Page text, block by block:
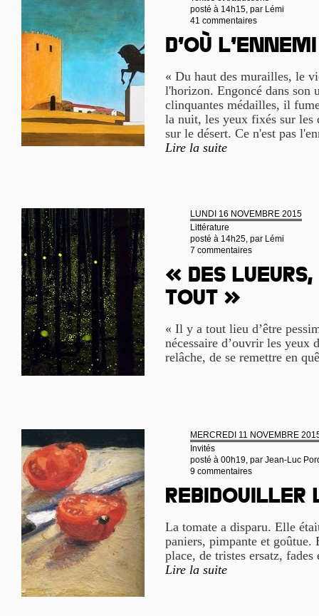
posté à 14h15, par Lémi
41 commentaires
D’où
« Du haut des murailles, le
l'horizon. Engoncé dans son
clinquantes médailles, il
la nuit, les yeux fixés sur les
sur le désert. Ce n'est pas
Lire la suite
LUNDI 16 NOVEMBRE 2015
Littérature
posté à 14h25, par Lémi
7 commentaires
« Des
tout »
« Il y a tout lieu d’être
nécessaire d’ouvrir les yeux
relâche, de se remettre en
MERCREDI 11 NOVEMBRE
Invités
posté à 00h19, par Jean-Luc
9 commentaires
Rebidouiller
La tomate a disparu. Elle
paniers, pimpante et
place, de tristes ersatz,
Lire la suite